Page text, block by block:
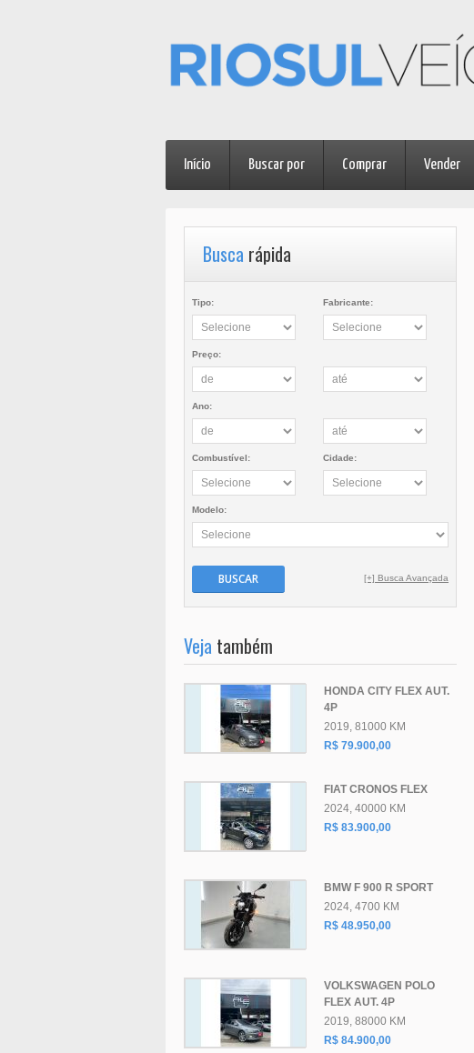
Início Buscar por Comprar Vender
Busca rápida
Tipo: Fabricante:
Preço:
Ano:
Combustível: Cidade:
Modelo:
BUSCAR [+] Busca Avançada
Veja também
HONDA CITY FLEX AUT.
4P
2019, 81000 KM
R$ 79.900,00
FIAT CRONOS FLEX
2024, 40000 KM
R$ 83.900,00
BMW F 900 R SPORT
2024, 4700 KM
R$ 48.950,00
VOLKSWAGEN POLO
FLEX AUT. 4P
2019, 88000 KM
R$ 84.900,00